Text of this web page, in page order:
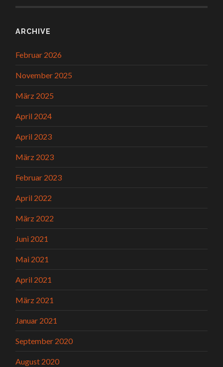
ARCHIVE
Februar 2026
November 2025
März 2025
April 2024
April 2023
März 2023
Februar 2023
April 2022
März 2022
Juni 2021
Mai 2021
April 2021
März 2021
Januar 2021
September 2020
August 2020